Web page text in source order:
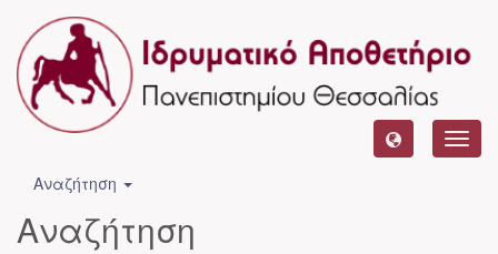
Αναζήτηση
Αναζήτηση